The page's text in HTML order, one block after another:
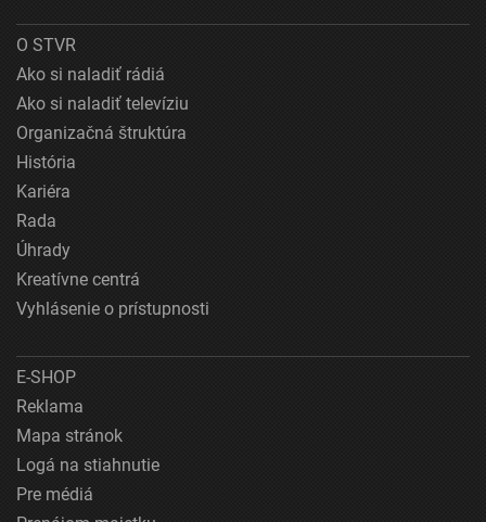
O STVR
Ako si naladiť rádiá
Ako si naladiť televíziu
Organizačná štruktúra
História
Kariéra
Rada
Úhrady
Kreatívne centrá
Vyhlásenie o prístupnosti
E-SHOP
Reklama
Mapa stránok
Logá na stiahnutie
Pre médiá